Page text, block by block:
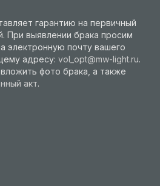
гарантию на первичный
При выявлении брака просим
электронную почту вашего
адресу: vol_opt@mw-light.ru.
фото брака, а также
акт.